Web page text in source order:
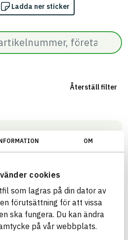
OM
cookies
som lagras på din dator av
förutsättning för att vissa
ska fungera. Du kan ändra
på vår webbplats.
Ladda ner sticker
Återställ filter
L
Scanspac
Dalapro
BASTA ID
596909
Information finns